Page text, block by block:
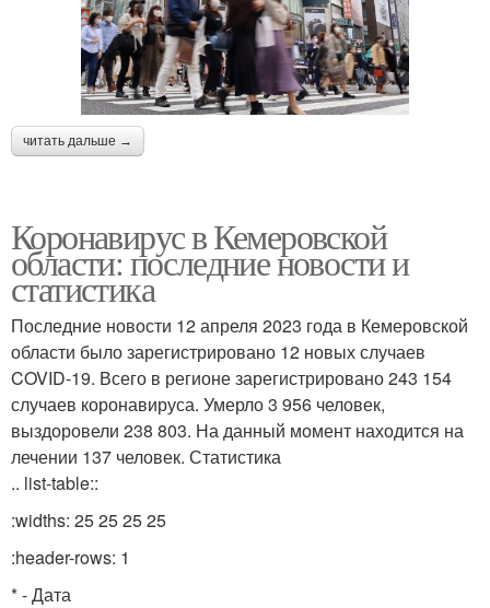
читать дальше →
Коронавирус в Кемеровской
области: последние новости и
статистика
Последние новости 12 апреля 2023 года в Кемеровской
области было зарегистрировано 12 новых случаев
COVID-19. Всего в регионе зарегистрировано 243 154
случаев коронавируса. Умерло 3 956 человек,
выздоровели 238 803. На данный момент находится на
лечении 137 человек. Статистика
.. list-table::
:widths: 25 25 25 25
:header-rows: 1
* - Дата